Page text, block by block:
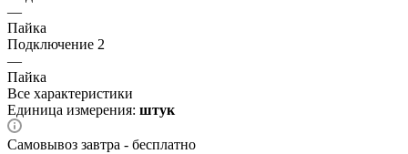
—
Пайка
Подключение 2
—
Пайка
Все характеристики
Единица измерения: штук
Самовывоз завтра - бесплатно